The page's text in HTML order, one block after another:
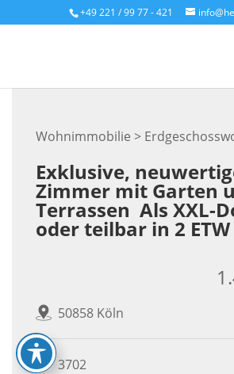
+49 221 / 99 77 - 421
Wohnimmobilie >
Exklusive,
Zimmer mit Garten
Terrassen  Als XXL-
oder teilbar in 2 ETW
50858 Köln
3702